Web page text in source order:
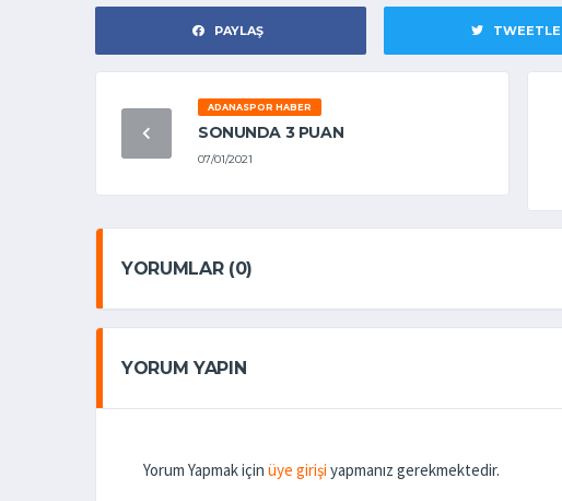
PAYLAŞ TWEETLE
ADANASPOR HABER
SONUNDA 3 PUAN
07/01/2021
YORUMLAR (0)
YORUM YAPIN
Yorum Yapmak için üye girişi yapmanız gerekmektedir.